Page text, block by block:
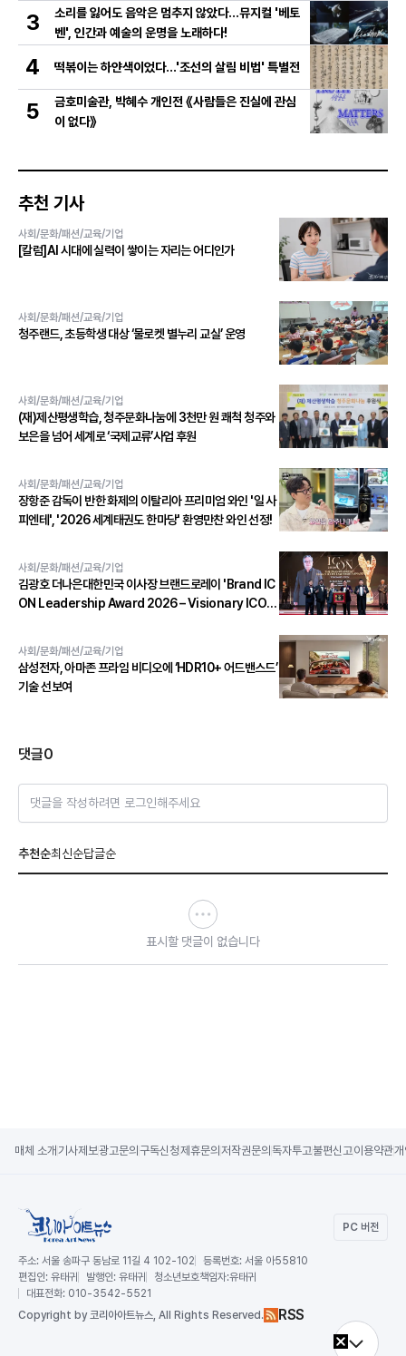
3
소리를 잃어도 음악은 멈추지 않았다…뮤지컬 '베토
벤', 인간과 예술의 운명을 노래하다!
4 떡볶이는 하얀색이었다...'조선의 살림 비법' 특별전
5
금호미술관, 박혜수 개인전 《사람들은 진실에 관심
이 없다》
추천 기사
사회/문화/패션/교육/기업
[칼럼]AI 시대에 실력이 쌓이는 자리는 어디인가
사회/문화/패션/교육/기업
청주랜드, 초등학생 대상 ‘물로켓 별누리 교실’ 운영
사회/문화/패션/교육/기업
(재)제산평생학습, 청주문화나눔에 3천만 원 쾌척 청주와
보은을 넘어 세계로 ‘국제교류’사업 후원
사회/문화/패션/교육/기업
장항준 감독이 반한 화제의 이탈리아 프리미엄 와인 '일 사
피엔테', '2026 세계태권도 한마당' 환영만찬 와인 선정!
사회/문화/패션/교육/기업
김광호 더나은대한민국 이사장 브랜드로레이 'Brand IC
ON Leadership Award 2026 – Visionary ICON'
사회/문화/패션/교육/기업
삼성전자, 아마존 프라임 비디오에 ‘HDR10+ 어드밴스드’
기술 선보여
댓글0
댓글을 작성하려면 로그인해주세요
추천순최신순답글순
표시할 댓글이 없습니다
매체 소개 기사제보광고문의 구독신청제휴문의 저작권문의 독자투고불편신고이용약관
PC 버전
주소: 서울 송파구 동남로 11길 4 102-102 등록번호: 서울 아55810
편집인: 유태귀 발행인: 유태귀 청소년보호책임자:유태귀
대표전화: 010-3542-5521
Copyright by 코리아아트뉴스, All Rights Reserved. RSS